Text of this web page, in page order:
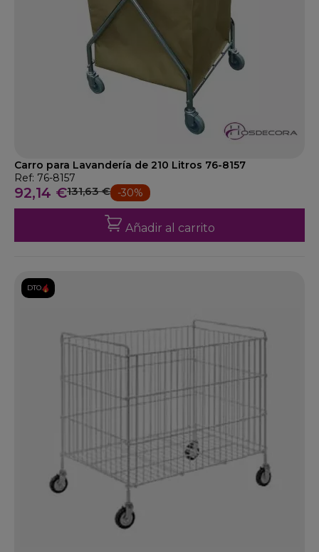
Carro para Lavandería de 210 Litros 76-8157
Ref: 76-8157
92,14 €131,63 € -30%
Añadir al carrito
DTO.